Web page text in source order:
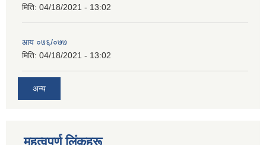
मिति: 04/18/2021 - 13:02
आय ०७६/०७७
मिति: 04/18/2021 - 13:02
अन्य
महत्वपूर्ण लिंकहरू